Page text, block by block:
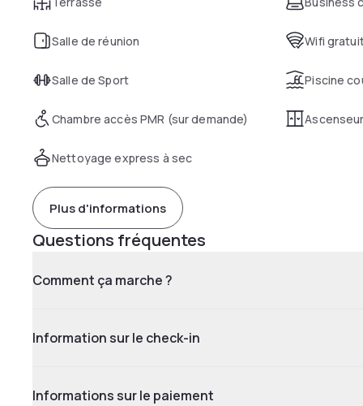
Salle de réunion Wifi
Salle de Sport Piscine
Chambre accès PMR (sur demande) Ascenseur
Nettoyage express à sec
Plus d'informations
Questions fréquentes
Comment ça marche ?
Information sur le check-in
Informations sur le paiement